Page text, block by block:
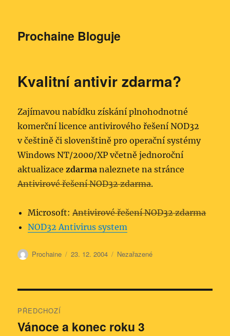
Prochaine Bloguje
Kvalitní antivir zdarma?
Zajímavou nabídku získání plnohodnotné
komerční licence antivirového řešení NOD32
v češtině či slovenštině pro operační systémy
Windows NT/2000/XP včetně jednoroční
aktualizacezdarma naleznete na stránce
Antivirové řešení NOD32 zdarma.
Microsoft:Antivirové řešení NOD32 zdarma
NOD32 Antivirus system
Autor:
Prochaine Publikováno:
23. 12. 2004 Rubriky:
Nezařazené
pro
PŘEDCHOZÍ
Předchozí
Vánoce a konec roku 3